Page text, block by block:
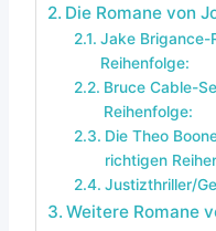
Die Romane von
Jake Brigance-
Reihenfolge:
Bruce Cable-
Reihenfolge:
Die Theo
richtigen
Justizthriller/
Weitere Romane